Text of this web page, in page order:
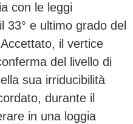
con le leggi
33° e ultimo grado del
il vertice
del livello di
sua irriducibilità
durante il
in una loggia